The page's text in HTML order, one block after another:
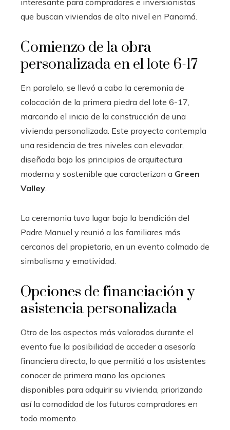
que buscan viviendas de alto nivel en Panamá.
Comienzo de la obra
personalizada en el lote 6-17
En paralelo, se llevó a cabo la ceremonia de
colocación de la primera piedra del lote 6-17,
marcando el inicio de la construcción de una
vivienda personalizada. Este proyecto contempla
una residencia de tres niveles con elevador,
diseñada bajo los principios de arquitectura
moderna y sostenible que caracterizan a Green
Valley
La ceremonia tuvo lugar bajo la bendición del
Padre Manuel y reunió a los familiares más
cercanos del propietario, en un evento colmado de
simbolismo y emotividad.
Opciones de financiación y
asistencia personalizada
Otro de los aspectos más valorados durante el
evento fue la posibilidad de acceder a asesoría
financiera directa, lo que permitió a los asistentes
conocer de primera mano las opciones
disponibles para adquirir su vivienda, priorizando
así la comodidad de los futuros compradores en
todo momento.